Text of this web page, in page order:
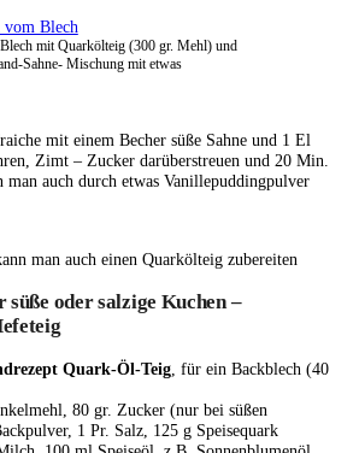
mit Quarkölteig (300 gr. Mehl) und
Sahne- Mischung mit etwas
mit einem Becher süße Sahne und 1 El
Zimt – Zucker darüberstreuen und 20 Min.
man auch durch etwas Vanillepuddingpulver
man auch einen Quarkölteig zubereiten
oder salzige Kuchen –
Quark-Öl-Teig, für ein Backblech (40
80 gr. Zucker (nur bei süßen
1 Pr. Salz, 125 g Speisequark